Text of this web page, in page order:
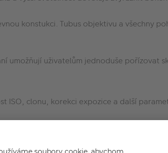
konstukci. Tubus objektivu a všechny
umožňují uživatelům jednoduše pořízovat
ISO, clonu, korekci expozice a další